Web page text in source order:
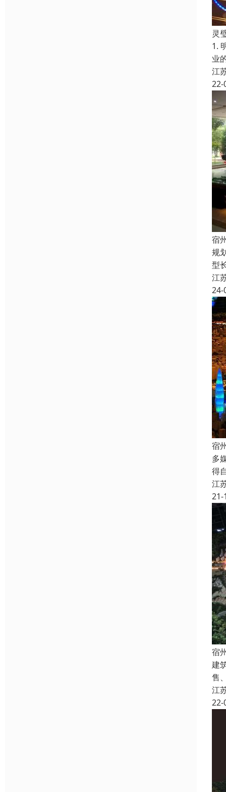
灵
1.
业
江
22-
宿
规
型
江
24-
宿
多
得
江
21-
宿
建
售
江
22-